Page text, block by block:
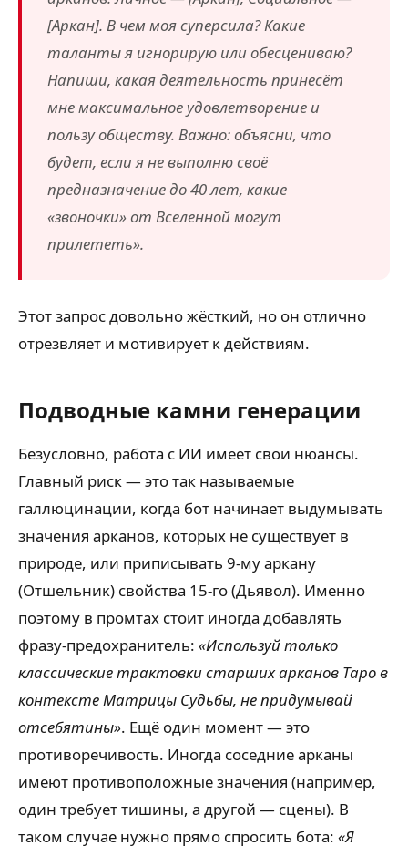
[Аркан]. В чем моя суперсила? Какие
таланты я игнорирую или обесцениваю?
Напиши, какая деятельность принесёт
мне максимальное удовлетворение и
пользу обществу. Важно: объясни, что
будет, если я не выполню своё
предназначение до 40 лет, какие
«звоночки» от Вселенной могут
прилететь».
Этот запрос довольно жёсткий, но он отлично
отрезвляет и мотивирует к действиям.
Подводные камни генерации
Безусловно, работа с ИИ имеет свои нюансы.
Главный риск — это так называемые
галлюцинации, когда бот начинает выдумывать
значения арканов, которых не существует в
природе, или приписывать 9-му аркану
(Отшельник) свойства 15-го (Дьявол). Именно
поэтому в промтах стоит иногда добавлять
фразу-предохранитель: «Используй только
классические трактовки старших арканов Таро в
контексте Матрицы Судьбы, не придумывай
отсебятины». Ещё один момент — это
противоречивость. Иногда соседние арканы
имеют противоположные значения (например,
один требует тишины, а другой — сцены). В
таком случае нужно прямо спросить бота: «Я